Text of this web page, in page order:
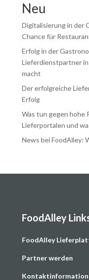
Neu
Digitalisierung in der
Chance für
Erfolg in der
Lieferdienstpartner
macht
Der erfolgreiche
Erfolg
Was tun gegen hohe
Lieferportalen und
News bei FoodAlley:
FoodAlley
FoodAlley
Partner werden
Kontaktinformation